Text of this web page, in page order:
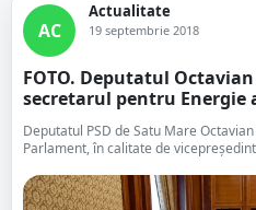
AC
Actualitate
19 septembrie 2018
FOTO. Deputatul
secretarul pentru Energie
Deputatul PSD de Satu Mare
Parlament, în calitate de